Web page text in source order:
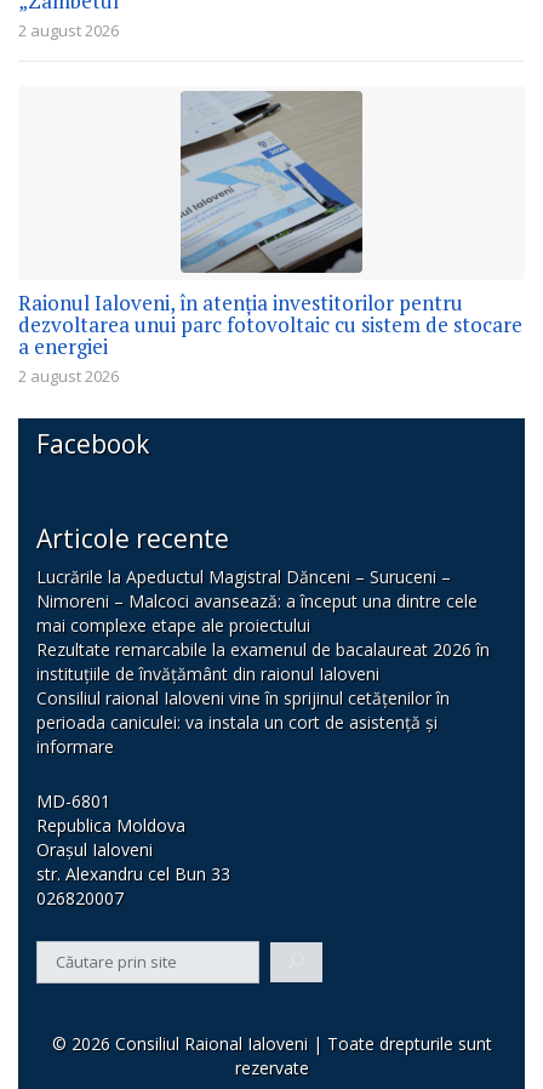
2 august 2026
Raionul Ialoveni, în atenția investitorilor pentru
dezvoltarea unui parc fotovoltaic cu sistem de stocare
a energiei
2 august 2026
Facebook
Articole recente
Lucrările la Apeductul Magistral Dănceni – Suruceni –
Nimoreni – Malcoci avansează: a început una dintre cele
mai complexe etape ale proiectului
Rezultate remarcabile la examenul de bacalaureat 2026 în
instituțiile de învățământ din raionul Ialoveni
Consiliul raional Ialoveni vine în sprijinul cetățenilor în
perioada caniculei: va instala un cort de asistență și
informare
MD-6801
Republica Moldova
Orașul Ialoveni
str. Alexandru cel Bun 33
026820007
© 2026 Consiliul Raional Ialoveni | Toate drepturile sunt
rezervate